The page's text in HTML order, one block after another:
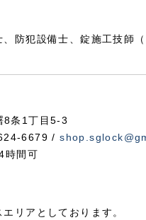
防犯設備士、錠施工技師
条1丁目5-3
6679 /
時間可
リアとしております。